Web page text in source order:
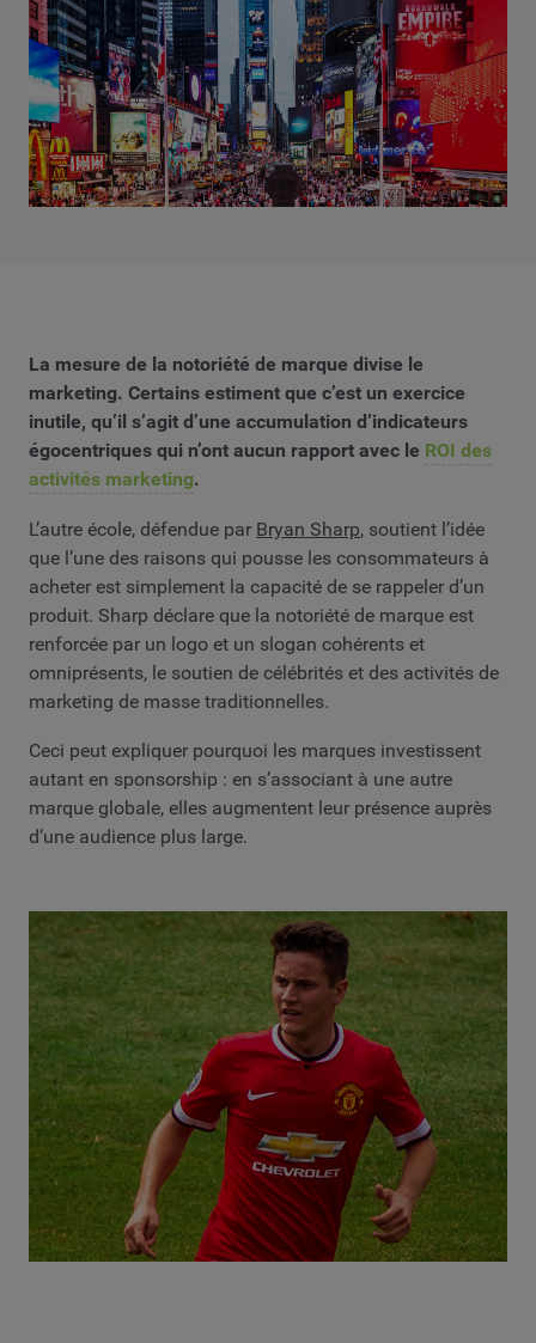
La mesure de la notoriété de marque divise le
marketing. Certains estiment que c’est un exercice
inutile, qu’il s’agit d’une accumulation d’indicateurs
égocentriques qui n’ont aucun rapport avec le ROI des
activités marketing.
L’autre école, défendue par Bryan Sharp, soutient l’idée
que l’une des raisons qui pousse les consommateurs à
acheter est simplement la capacité de se rappeler d’un
produit. Sharp déclare que la notoriété de marque est
renforcée par un logo et un slogan cohérents et
omniprésents, le soutien de célébrités et des activités de
marketing de masse traditionnelles.
Ceci peut expliquer pourquoi les marques investissent
autant en sponsorship : en s’associant à une autre
marque globale, elles augmentent leur présence auprès
d’une audience plus large.